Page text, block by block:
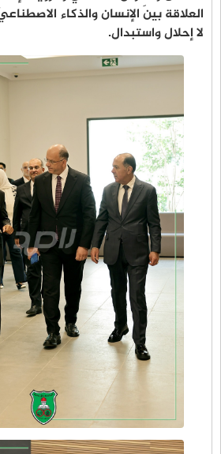
العلاقة بينَ الإنسان والذكاء
لا إحلال واستبدال.